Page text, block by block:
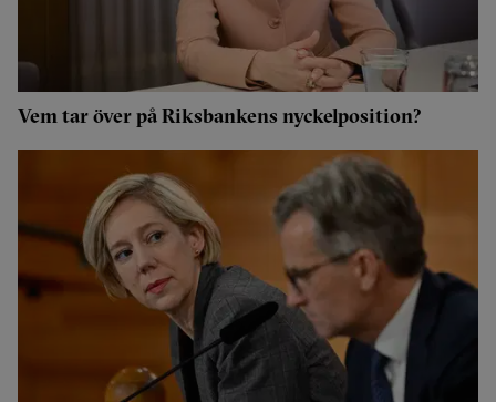
Vem tar över på Riksbankens nyckelposition?